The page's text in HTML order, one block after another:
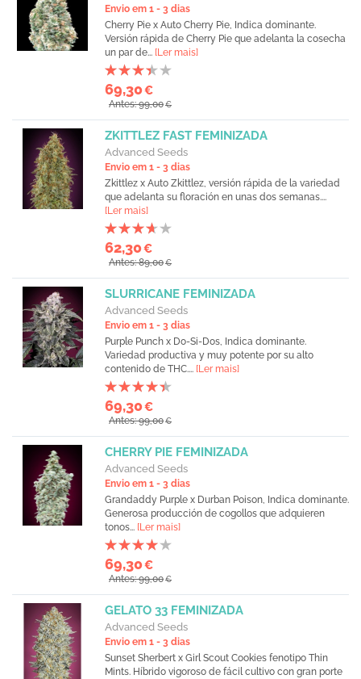
Envio em 1 - 3 dias
Cherry Pie x Auto Cherry Pie, Indica dominante.
Versión rápida de Cherry Pie que adelanta la cosecha
un par de... [Ler mais]
69,30€
Antes: 99,00€
ZKITTLEZ FAST FEMINIZADA
Advanced Seeds
Envio em 1 - 3 dias
Zkittlez x Auto Zkittlez, versión rápida de la variedad
que adelanta su floración en unas dos semanas....
[Ler mais]
62,30€
Antes: 89,00€
SLURRICANE FEMINIZADA
Advanced Seeds
Envio em 1 - 3 dias
Purple Punch x Do-Si-Dos, Indica dominante.
Variedad productiva y muy potente por su alto
contenido de THC.... [Ler mais]
69,30€
Antes: 99,00€
CHERRY PIE FEMINIZADA
Advanced Seeds
Envio em 1 - 3 dias
Grandaddy Purple x Durban Poison, Indica dominante.
Generosa producción de cogollos que adquieren
tonos... [Ler mais]
69,30€
Antes: 99,00€
GELATO 33 FEMINIZADA
Advanced Seeds
Envio em 1 - 3 dias
Sunset Sherbert x Girl Scout Cookies fenotipo Thin
Mints. Híbrido vigoroso de fácil cultivo con gran porte